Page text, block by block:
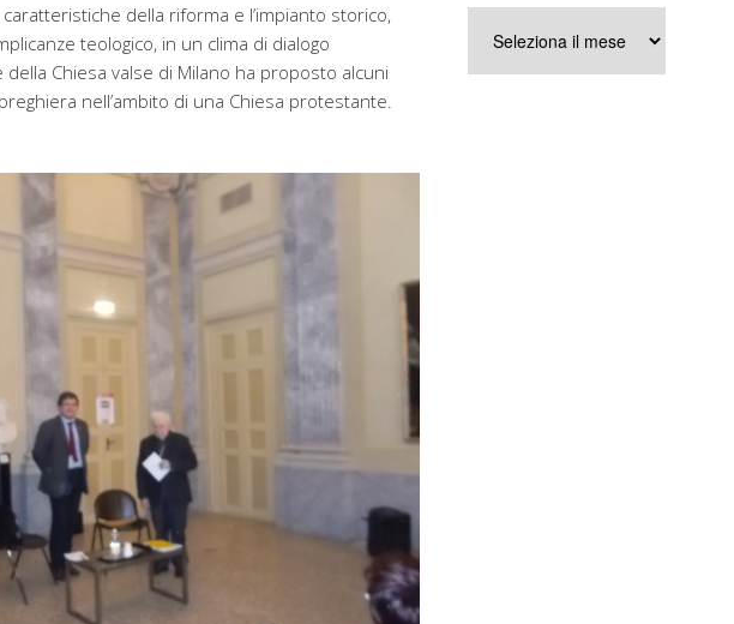
della riforma e l’impianto storico,
teologico, in un clima di dialogo
Chiesa valse di Milano ha proposto alcuni
nell’ambito di una Chiesa protestante.